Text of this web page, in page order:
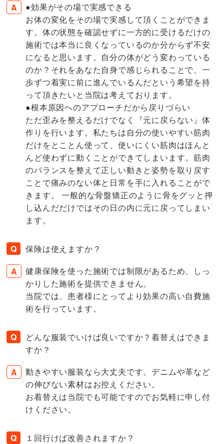
●効果がその場で実感できる
お体の変化をその場で実感して頂くことができま
す。体の状態を確認せずに一方的に受けるだけの
施術では本当に良くなっているのか分からず不安
になると思います。自分の体がどう変わっている
のか？それをあなた自身で感じられることで、一
歩ずつ着実に前に進んでいるんだという希望を持
って頂きたいと当院は考えております。
●根本原因へのアプローチだから戻りづらい
ただ歪みを整えるだけでなく『元に戻らない』体
作りを行います。私たちは自分の使いやすい筋肉
だけをとことん使って、使いにくい筋肉はほんと
んど使わずに動くことができてしまいます。筋肉
のバランスを整えて正しい動きと姿勢を取り戻す
ことで痛みのない体と日常を手に入れることがで
きます。 一般的な骨盤矯正のように骨をグッと押
し込んだだけではその日の内に元に戻ってしまい
ます。
保険は使えますか？
健康保険を使った施術では制限があるため、しっ
かりした施術を提供できません。
当院では、患者様にとってより効果の高い自費施
術を行っています。
どんな服装でいけば良いですか？着替えはできま
すか？
動きやすい服装なら大丈夫です。デニムや革など
の伸びない素材はお控えください。
お着替えは当院でも可能ですのでお気軽に申し付
けください。
１回行けば改善されますか？